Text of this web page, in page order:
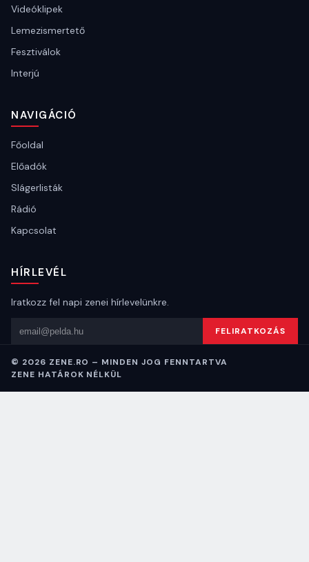
Videóklipek
Lemezismertető
Fesztiválok
Interjú
NAVIGÁCIÓ
Főoldal
Előadók
Slágerlisták
Rádió
Kapcsolat
HÍRLEVÉL
Iratkozz fel napi zenei hírlevelünkre.
Email cím FELIRATKOZÁS
© 2026 ZENE.RO – MINDEN JOG FENNTARTVA
ZENE HATÁROK NÉLKÜL